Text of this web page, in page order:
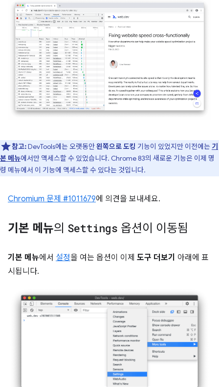
참고:DevTools에는 오랫동안왼쪽으로 도킹 기능이 있었지만 이전에는 기
본 메뉴에서만 액세스할 수 있었습니다. Chrome 83의 새로운 기능은 이제 명
령 메뉴에서 이 기능에 액세스할 수 있다는 것입니다.
Chromium 문제 #1011679에 의견을 보내세요.
기본 메뉴의 Settings 옵션이 이동됨
기본 메뉴에서 설정을 여는 옵션이 이제 도구 더보기 아래에 표
시됩니다.